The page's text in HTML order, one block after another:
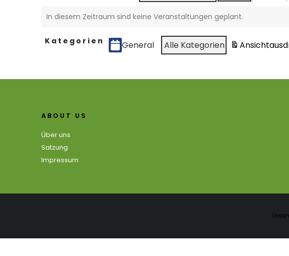
In diesem Zeitraum sind keine Veranstaltungen geplant.
Kategorien General Alle Kategorien Ansicht
ABOUT US
Über uns
Satzung
Impressum